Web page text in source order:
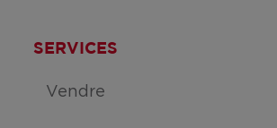
SERVICES
Vendre